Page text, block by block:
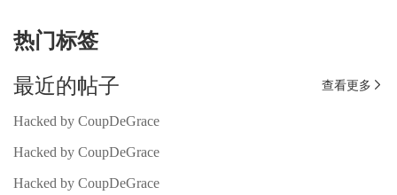
热门标签
最近的帖子
查看更多 
Hacked by CoupDeGrace
Hacked by CoupDeGrace
Hacked by CoupDeGrace